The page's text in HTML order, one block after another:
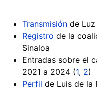
Transmisión de
Registro de la
Sinaloa
Entradas sobre el
2021 a 2024 (1, 2)
Perfil de Luis de la